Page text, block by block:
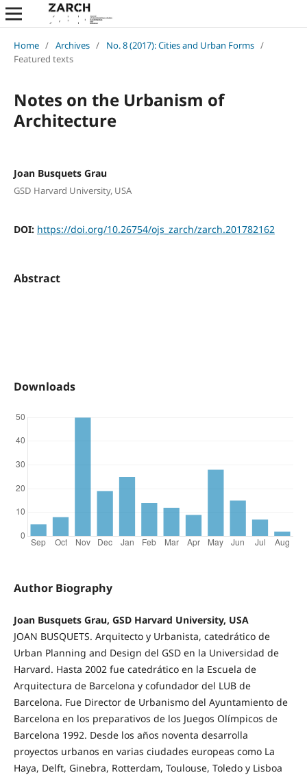
Home / Archives / No. 8 (2017): Cities and Urban Forms /
Featured texts
Notes on the Urbanism of
Architecture
Joan Busquets Grau
GSD Harvard University, USA
DOI: https://doi.org/10.26754/ojs_zarch/zarch.201782162
Abstract
Downloads
Author Biography
Joan Busquets Grau, GSD Harvard University, USA
JOAN BUSQUETS. Arquitecto y Urbanista, catedrático de
Urban Planning and Design del GSD en la Universidad de
Harvard. Hasta 2002 fue catedrático en la Escuela de
Arquitectura de Barcelona y cofundador del LUB de
Barcelona. Fue Director de Urbanismo del Ayuntamiento de
Barcelona en los preparativos de los Juegos Olímpicos de
Barcelona 1992. Desde los años noventa desarrolla
proyectos urbanos en varias ciudades europeas como La
Haya, Delft, Ginebra, Rotterdam, Toulouse, Toledo y Lisboa